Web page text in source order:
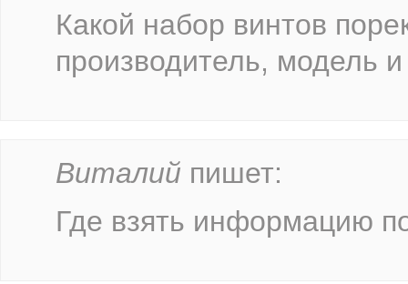
Какой набор винтов
производитель, модель и
Виталий пишет:
Где взять информацию